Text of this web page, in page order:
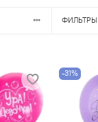
ФИЛЬТРЫ
-31%